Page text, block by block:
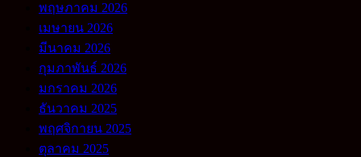
พฤษภาคม 2026
เมษายน 2026
มีนาคม 2026
กุมภาพันธ์ 2026
มกราคม 2026
ธันวาคม 2025
พฤศจิกายน 2025
ตุลาคม 2025